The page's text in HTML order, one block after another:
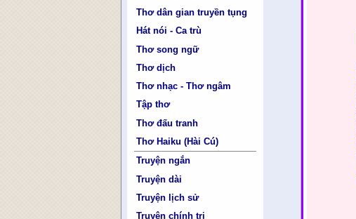
Thơ dân gian truyền tụng
Hát nói - Ca trù
Thơ song ngữ
Thơ dịch
Thơ nhạc - Thơ ngâm
Tập thơ
Thơ đấu tranh
Thơ Haiku (Hài Cú)
Truyện ngắn
Truyện dài
Truyện lịch sử
Truyện chính trị